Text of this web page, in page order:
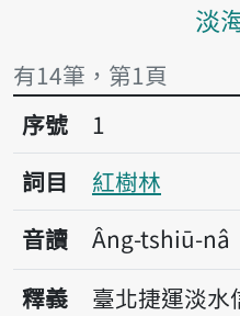
淡
有14筆，第1頁
序號1紅樹林
序號
1
詞目
紅樹林
音讀
Âng-tshiū-nâ
釋義
臺北捷運淡水